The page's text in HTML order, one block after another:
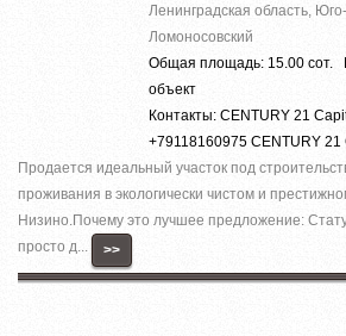
Ленинградская область,
Ломоносовский
Общая площадь: 15.00 сот.
объект
Контакты: CENTURY 21
+79118160975 CENTURY 21
Продается идеальный участок под
проживания в экологически чистом и
Низино.Почему это лучшее предложение:
просто д...
>>